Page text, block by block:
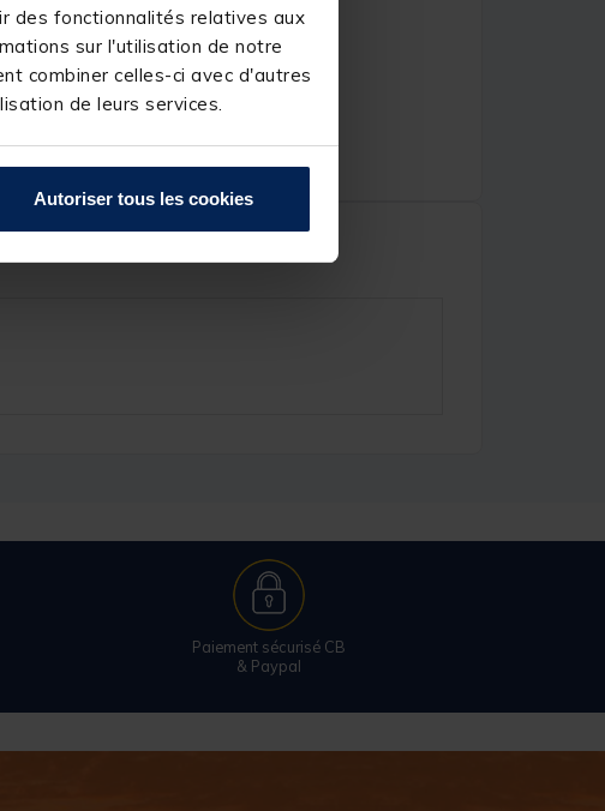
des fonctionnalités relatives aux
sur l'utilisation de notre
combiner celles-ci avec d'autres
de leurs services.
Autoriser tous les cookies
Paiement sécurisé CB
& Paypal